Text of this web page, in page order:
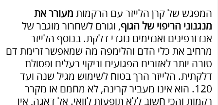
המפגש של קרן הלייזר עם הרקמות מעורר את
מנגנוני הריפוי של הגוף, וגורם לשחרור מוגבר של
אנדורפינים ואנזימים נוגדי דלקת. בנוסף הלייזר
מרחיב את כלי הדם והלימפה מה שמאפשר זרימת דם
טובה יותר לאזורים הפגועים וניקוי רעלים ופסולת
דלקתית. הלייזר הרך בטוח לשימוש מגיל שנה ועד
120. הוא אינו מעביר קרינה, לא מחמם או מקרר
רקמות והכי חשוב ללא תופעות לוואי. אל דאגה, אין